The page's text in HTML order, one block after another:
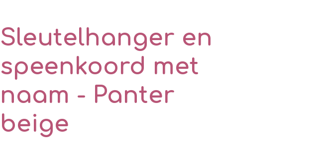
Sleutelhanger en
speenkoord met
naam - Panter
beige